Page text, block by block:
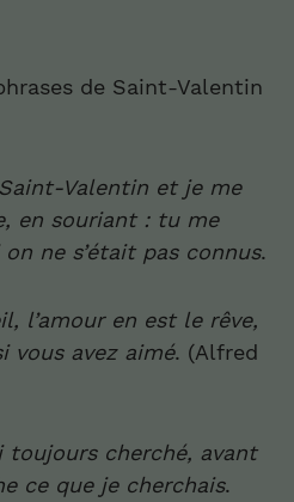
de Saint-Valentin
Saint-Valentin et je me
, en souriant : tu me
ne s’était pas connus.
l’amour en est le rêve,
vous avez aimé. (Alfred
toujours cherché, avant
ce que je cherchais.